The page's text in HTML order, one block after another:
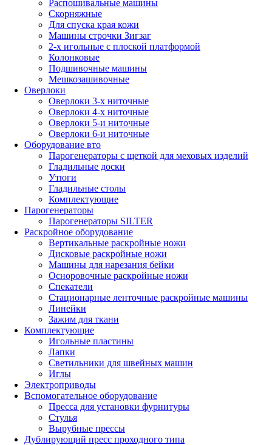
Распошивальные машины
Скорняжные
Для спуска края кожи
Машины строчки Зигзаг
2-х игольные с плоской платформой
Колонковые
Подшивочные машины
Мешкозашивочные
Оверлоки
Оверлоки 3-х ниточные
Оверлоки 4-х ниточные
Оверлоки 5-и ниточные
Оверлоки 6-и ниточные
Оборудование вто
Парогенераторы с щеткой для меховых изделий
Гладильные доски
Утюги
Гладильные столы
Комплектующие
Парогенераторы
Парогенераторы SILTER
Раскройное оборудование
Вертикальные раскройные ножи
Дисковые раскройные ножи
Машины для нарезания бейки
Осноровочные раскройные ножи
Спекатели
Стационарные ленточные раскройные машины
Линейки
Зажим для ткани
Комплектующие
Игольные пластины
Лапки
Светильники для швейных машин
Иглы
Электроприводы
Вспомогательное оборудование
Пресса для установки фурнитуры
Стулья
Вырубные прессы
Дублирующий пресс проходного типа